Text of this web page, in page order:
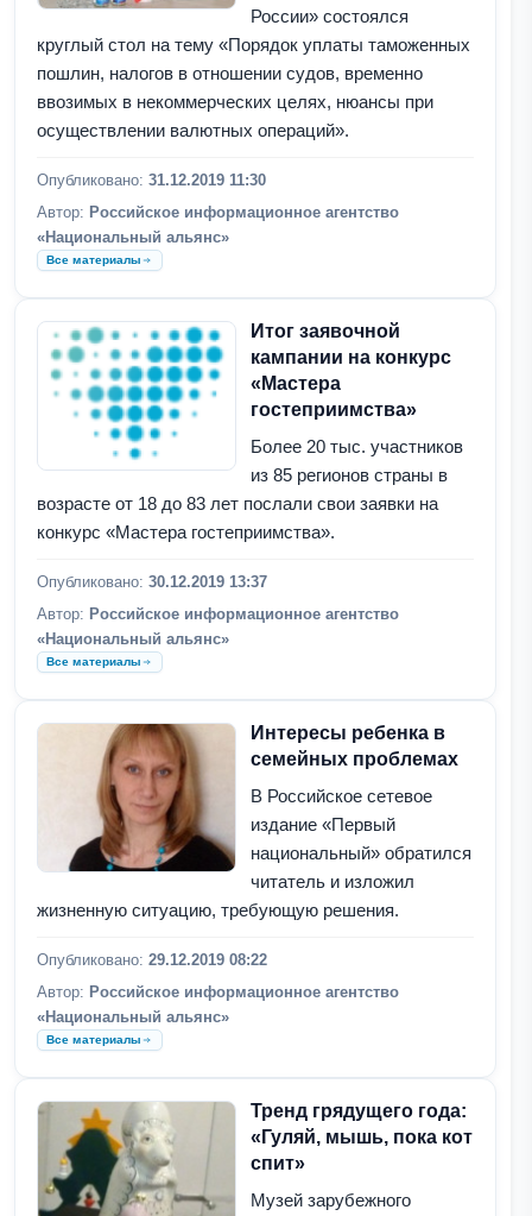
России» состоялся
круглый стол на тему «Порядок уплаты таможенных
пошлин, налогов в отношении судов, временно
ввозимых в некоммерческих целях, нюансы при
осуществлении валютных операций».
Опубликовано: 31.12.2019 11:30
Автор: Российское информационное агентство
«Национальный альянс»
Все материалы
Итог заявочной
кампании на конкурс
«Мастера
гостеприимства»
Более 20 тыс. участников
из 85 регионов страны в
возрасте от 18 до 83 лет послали свои заявки на
конкурс «Мастера гостеприимства».
Опубликовано: 30.12.2019 13:37
Автор: Российское информационное агентство
«Национальный альянс»
Все материалы
Интересы ребенка в
семейных проблемах
В Российское сетевое
издание «Первый
национальный» обратился
читатель и изложил
жизненную ситуацию, требующую решения.
Опубликовано: 29.12.2019 08:22
Автор: Российское информационное агентство
«Национальный альянс»
Все материалы
Тренд грядущего года:
«Гуляй, мышь, пока кот
спит»
Музей зарубежного